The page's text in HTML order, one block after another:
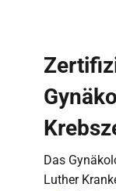
Das
Luther